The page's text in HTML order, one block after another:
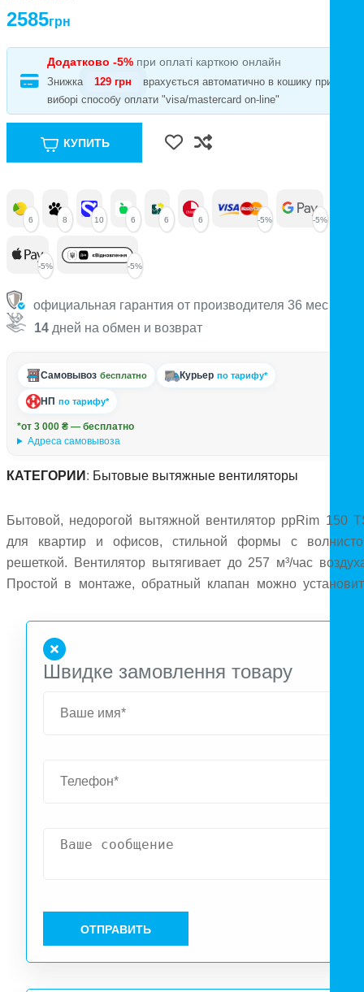
2585грн
Додатково -5% при оплаті карткою онлайн
Знижка 129 грн
врахується автоматично в кошику при
виборі способу оплати "visa/mastercard on-line"
КУПИТЬ
6 8 10 6 6 6 -5% -5%
-5% -5%
официальная гарантия от производителя 36 мес
14 дней на обмен и возврат
Самовывоз бесплатно Курьер по тарифу*
НП по тарифу*
*от 3 000 ₴ — бесплатно
Адреса самовывоза
КАТЕГОРИИ : Бытовые вытяжные вентиляторы
Бытовой, недорогой вытяжной вентилятор ppRim 150
для квартир и офисов, стильной формы с
решеткой. Вентилятор вытягивает до 257 м³/час
Простой в монтаже, обратный клапан можно
Швидке замовлення товару
ОТПРАВИТЬ